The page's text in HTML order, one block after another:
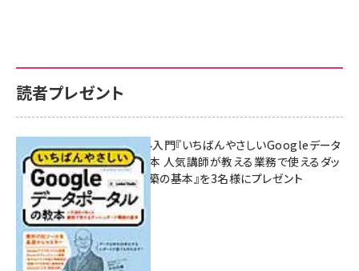
読者プレゼント
無料BIツール入門『いちばんやさしいGoogleデータ
ポータルの教本 人気講師が教える業務で使えるダッ
シュボード構築の基本』を3名様にプレゼント
7月31日 10:00